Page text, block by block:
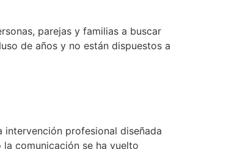
parejas y familias a buscar
de años y no están dispuestos a
intervención profesional diseñada
comunicación se ha vuelto